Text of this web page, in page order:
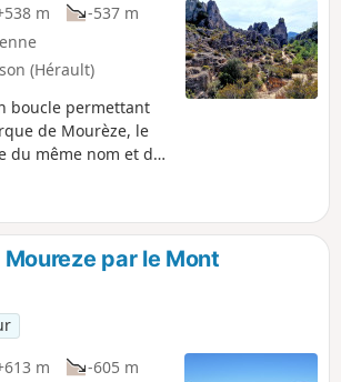
m
-537 m
(Hérault)
boucle permettant
de Mourèze, le
du même nom et de
avec Hérault
pratiques.
susceptible d'être
du niveau de
Pensez à consulter
par le Mont
m
-605 m